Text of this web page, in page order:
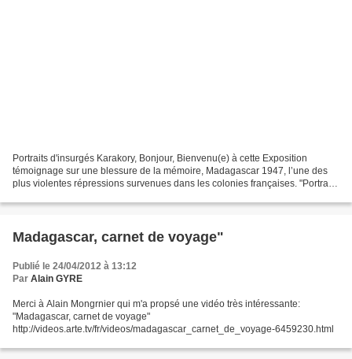
Portraits d'insurgés Karakory, Bonjour, Bienvenu(e) à cette Exposition
témoignage sur une blessure de la mémoire, Madagascar 1947, l’une des
plus violentes répressions survenues dans les colonies françaises. "Portraits
Madagascar, carnet de voyage"
Publié le 24/04/2012 à 13:12
Par Alain GYRE
Merci à Alain Mongrnier qui m'a propsé une vidéo très intéressante:
"Madagascar, carnet de voyage"
http://videos.arte.tv/fr/videos/madagascar_carnet_de_voyage-6459230.html